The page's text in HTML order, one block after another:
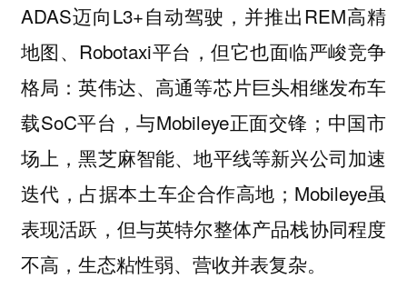
ADAS迈向L3+自动驾驶，并推出REM高精
地图、Robotaxi平台，但它也面临严峻竞争
格局：英伟达、高通等芯片巨头相继发布车
载SoC平台，与Mobileye正面交锋；中国市
场上，黑芝麻智能、地平线等新兴公司加速
迭代，占据本土车企合作高地；Mobileye虽
表现活跃，但与英特尔整体产品栈协同程度
不高，生态粘性弱、营收并表复杂。